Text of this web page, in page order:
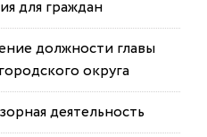
для граждан
должности главы
округа
деятельность